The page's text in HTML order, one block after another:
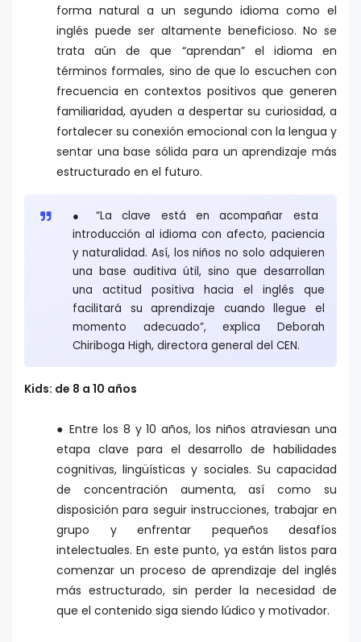
forma natural a un segundo idioma como el
inglés puede ser altamente beneficioso. No se
trata aún de que “aprendan” el idioma en
términos formales, sino de que lo escuchen con
frecuencia en contextos positivos que generen
familiaridad, ayuden a despertar su curiosidad, a
fortalecer su conexión emocional con la lengua y
sentar una base sólida para un aprendizaje más
estructurado en el futuro.
● “La clave está en acompañar esta
introducción al idioma con afecto, paciencia
y naturalidad. Así, los niños no solo adquieren
una base auditiva útil, sino que desarrollan
una actitud positiva hacia el inglés que
facilitará su aprendizaje cuando llegue el
momento adecuado”, explica Deborah
Chiriboga High, directora general del CEN.
Kids: de 8 a 10 años
● Entre los 8 y 10 años, los niños atraviesan una
etapa clave para el desarrollo de habilidades
cognitivas, lingüísticas y sociales. Su capacidad
de concentración aumenta, así como su
disposición para seguir instrucciones, trabajar en
grupo y enfrentar pequeños desafíos
intelectuales. En este punto, ya están listos para
comenzar un proceso de aprendizaje del inglés
más estructurado, sin perder la necesidad de
que el contenido siga siendo lúdico y motivador.